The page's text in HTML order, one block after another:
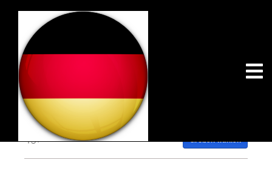
«Cut v46
49,00 € Größen wählen